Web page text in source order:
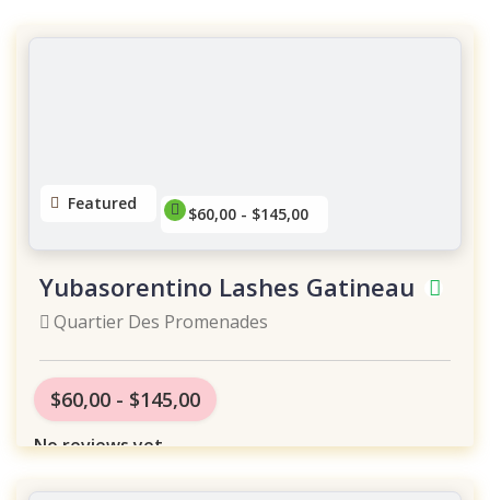
Featured
$60,00 - $145,00
Yubasorentino Lashes Gatineau
Quartier Des Promenades
$60,00 - $145,00
No reviews yet